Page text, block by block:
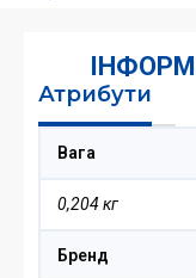
Атрибути
Вага
0,204 кг
Бренд